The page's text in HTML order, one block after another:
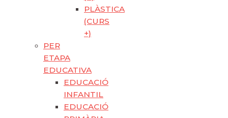
PLÀSTICA
(CURS
+)
PER
ETAPA
EDUCATIVA
EDUCACIÓ
INFANTIL
EDUCACIÓ